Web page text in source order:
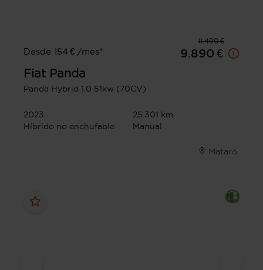
11.490 €
Desde 154 € /mes*
9.890 €
Fiat Panda
Panda Hybrid 1.0 51kw (70CV)
2023
25.301 km
Híbrido no enchufable
Manual
Mataró